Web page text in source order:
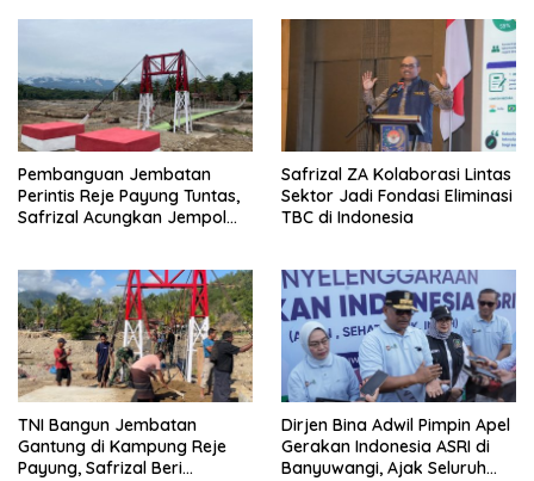
Pembanguan Jembatan
Perintis Reje Payung Tuntas,
Safrizal Acungkan Jempol
Safrizal ZA Kolaborasi Lintas
Sektor Jadi Fondasi Eliminasi
TBC di Indonesia
TNI Bangun Jembatan
Gantung di Kampung Reje
Payung, Safrizal Beri
Dirjen Bina Adwil Pimpin Apel
Gerakan Indonesia ASRI di
Banyuwangi, Ajak Seluruh